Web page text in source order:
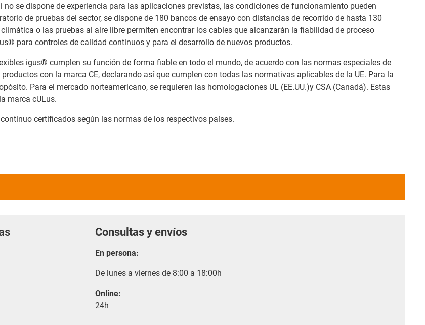
no se dispone de experiencia para las aplicaciones previstas, las condiciones de funcionamiento pueden
de pruebas del sector, se dispone de 180 bancos de ensayo con distancias de recorrido de hasta 130
o las pruebas al aire libre permiten encontrar los cables que alcanzarán la fiabilidad de proceso
para controles de calidad continuos y para el desarrollo de nuevos productos.
igus® cumplen su función de forma fiable en todo el mundo, de acuerdo con las normas especiales de
con la marca CE, declarando así que cumplen con todas las normativas aplicables de la UE. Para la
Para el mercado norteamericano, se requieren las homologaciones UL (EE.UU.)y CSA (Canadá). Estas
marca cULus.
certificados según las normas de los respectivos países.
Consultas y envíos
En persona:
De lunes a viernes de 8:00 a 18:00h
Online:
24h